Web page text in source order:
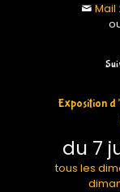
Mail
Exposition
du 7
tous les